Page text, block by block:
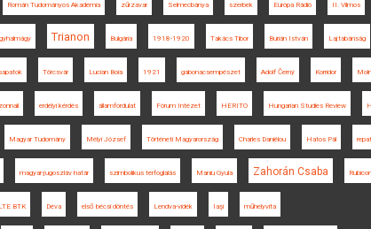
Román Tudományos Akadémia zűrzavar Selmecbánya szerbek Európa Rádió II. Vilmos
Trianon Bulgária 1918-1920 Takács Tibor Burián István Lajtabánság
Törcsvár Lucian Boia 1921 gabonacsempészet Adolf Černý Korridor
erdélyi kérdés államfordulat Fórum Intézet HERITO Hungarian Studies Review
Magyar Tudomány Mélyi József Történeti Magyarország Charles Daniélou Hatos Pál
magyar-jugoszláv határ szimbolikus térfoglalás Maniu Gyula Zahorán Csaba Rubicon
BTK Déva első bécsi döntés Lendva-vidék Iaşi műhelyvita